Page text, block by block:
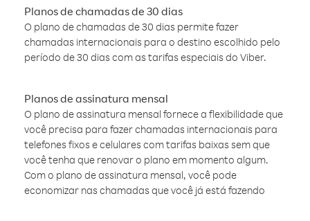
Planos de chamadas de 30 dias
O plano de chamadas de 30 dias permite fazer
chamadas internacionais para o destino escolhido pelo
período de 30 dias com as tarifas especiais do Viber.
Planos de assinatura mensal
O plano de assinatura mensal fornece a flexibilidade que
você precisa para fazer chamadas internacionais para
telefones fixos e celulares com tarifas baixas sem que
você tenha que renovar o plano em momento algum.
Com o plano de assinatura mensal, você pode
economizar nas chamadas que você já está fazendo